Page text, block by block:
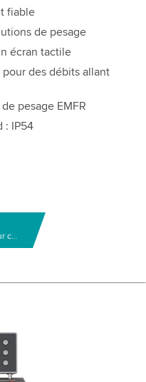
fiable
de pesage
écran tactile
des débits allant
pesage EMFR
: IP54
Avez-vous des questions sur ce produit?